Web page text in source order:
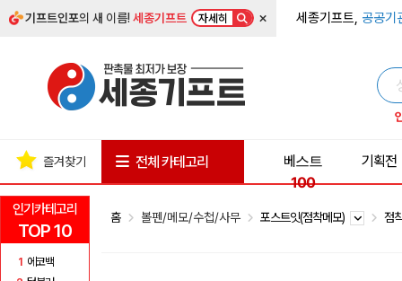
기프트인포의 새 이름!세종기프트 자세히 × 세종기프트, 공공기
인기카테고리
TOP 10
1 에코백
즐겨찾기 전체 카테고리
베스트
100
기획전
홈 볼펜/메모/수첩/사무 포스트잇(점착메모) 점